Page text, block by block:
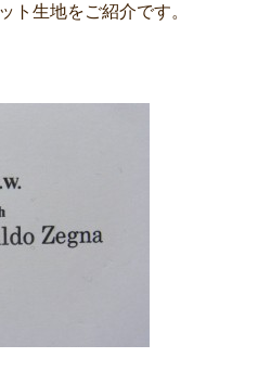
ト生地をご紹介です。